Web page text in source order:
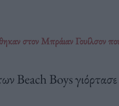
στον Μπράιαν Γουίλσον
Beach Boys